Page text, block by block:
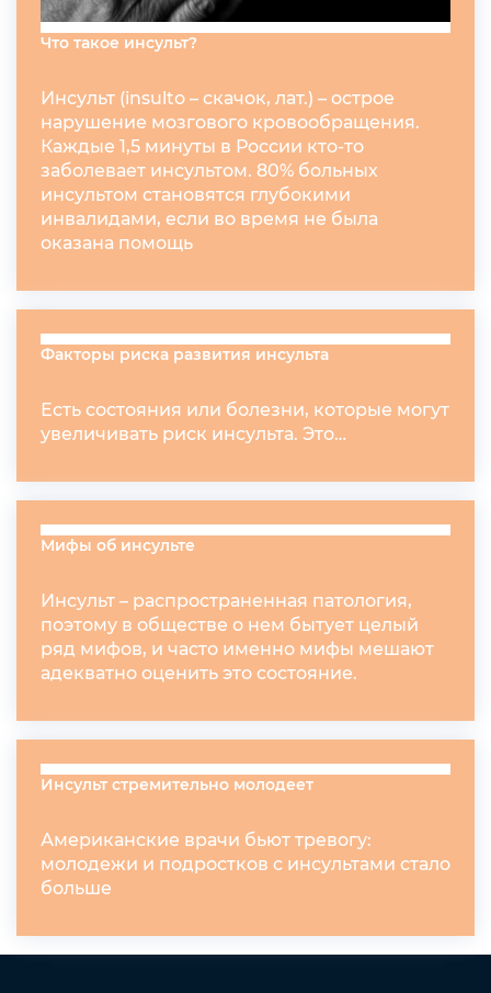
Что такое инсульт?
Инсульт (insulto – скачок, лат.) – острое
нарушение мозгового кровообращения.
Каждые 1,5 минуты в России кто-то
заболевает инсультом. 80% больных
инсультом становятся глубокими
инвалидами, если во время не была
оказана помощь
Факторы риска развития инсульта
Есть состояния или болезни, которые могут
увеличивать риск инсульта. Это…
Мифы об инсульте
Инсульт – распространенная патология,
поэтому в обществе о нем бытует целый
ряд мифов, и часто именно мифы мешают
адекватно оценить это состояние.
Инсульт стремительно молодеет
Американские врачи бьют тревогу:
молодежи и подростков с инсультами стало
больше